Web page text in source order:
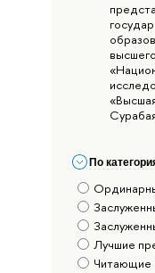
По
Лучшие
Читающие